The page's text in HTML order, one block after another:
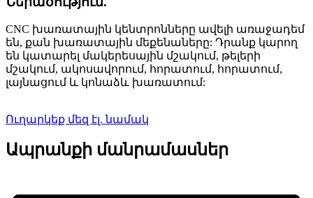
CNC խառատային կենտրոնները ավելի առաջադեմ
են, քան խառատային մեքենաները: Դրանք կարող
են կատարել մակերեսային մշակում, թելերի
մշակում, ակոսավորում, հորատում, հորատում,
լայնացում և կոնաձև խառատում:
Ուղարկեք մեզ էլ. նամակ
Ապրանքի մանրամասներ